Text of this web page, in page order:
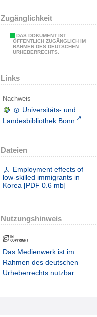
Zugänglichkeit
DAS DOKUMENT IST
ÖFFENTLICH ZUGÄNGLICH IM
RAHMEN DES DEUTSCHEN
URHEBERRECHTS.
Links
Nachweis
Universitäts- und
Landesbibliothek Bonn
Dateien
Employment effects of
low-skilled immigrants in
Korea [PDF 0.6 mb]
Nutzungshinweis
Das Medienwerk ist im
Rahmen des deutschen
Urheberrechts nutzbar.